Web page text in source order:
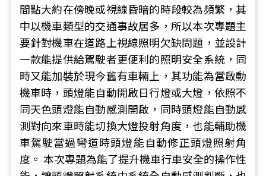
間點大約在傍晚或視線昏暗的時段較為頻繁，其
中以機車類型的交通事故居多，所以本次專題主
要針對機車在道路上視線照明欠缺問題，並設計
一款能提供給駕駛者更便利的照明安全系統，同
時又能加裝於現今舊有車輛上，其功能為當啟動
機車時，頭燈能自動開啟日行燈或大燈，依照不
同天色頭燈能自動感測開啟，同時頭燈能自動感
測對向來車時能切換大燈投射角度，也能輔助機
車駕駛當過彎道時頭燈能自動修正頭燈照射角
度。 本次專題為能了提升機車行車安全的操作性